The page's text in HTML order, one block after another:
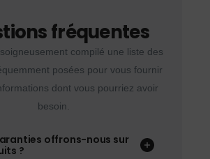
fréquentes
compilé une liste des
posées pour vous fournir
dont vous pourriez avoir
besoin.
offrons-nous sur
?